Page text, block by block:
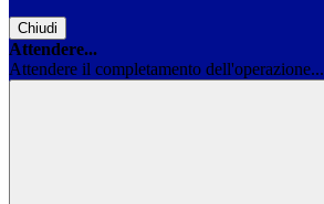
Chiudi
Attendere...
Attendere il completamento dell'operazione...